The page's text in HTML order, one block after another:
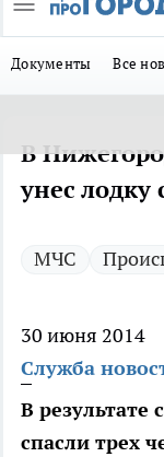
Документы Все
В
унес
МЧС
30 июня 2014
Служба
В
спасли трех